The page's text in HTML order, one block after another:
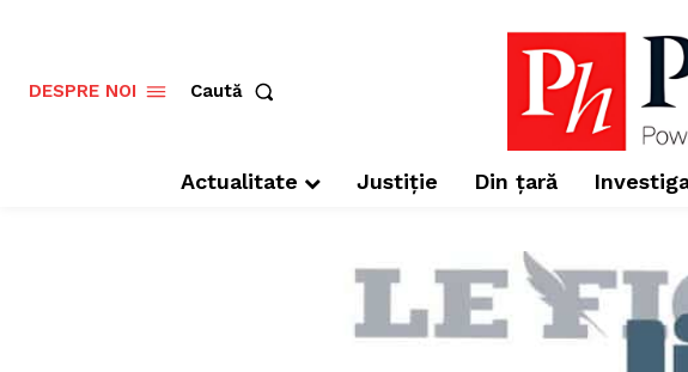
DESPRE NOI Caută
Actualitate Justiție Din țară